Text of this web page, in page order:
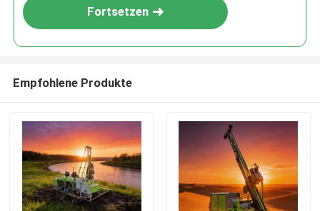
Fortsetzen
Empfohlene Produkte